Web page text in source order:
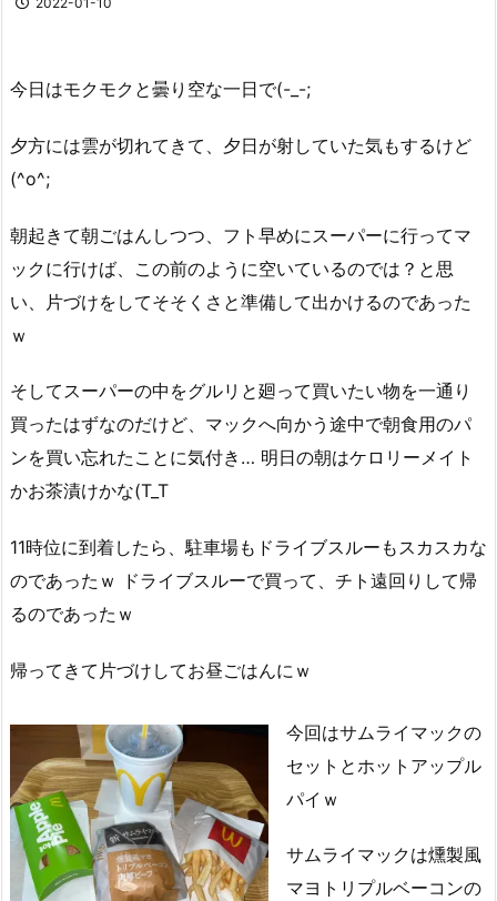
今日はモクモクと曇り空な一日で(-_-;
夕方には雲が切れてきて、夕日が射していた気もするけど
(^o^;
朝起きて朝ごはんしつつ、フト早めにスーパーに行ってマ
ックに行けば、この前のように空いているのでは？と思
い、片づけをしてそそくさと準備して出かけるのであった
ｗ
そしてスーパーの中をグルリと廻って買いたい物を一通り
買ったはずなのだけど、マックへ向かう途中で朝食用のパ
ンを買い忘れたことに気付き… 明日の朝はケロリーメイト
かお茶漬けかな(T_T
11時位に到着したら、駐車場もドライブスルーもスカスカな
のであったｗ ドライブスルーで買って、チト遠回りして帰
るのであったｗ
帰ってきて片づけしてお昼ごはんにｗ
今回はサムライマックの
セットとホットアップル
パイｗ
サムライマックは燻製風
マヨトリプルベーコンの